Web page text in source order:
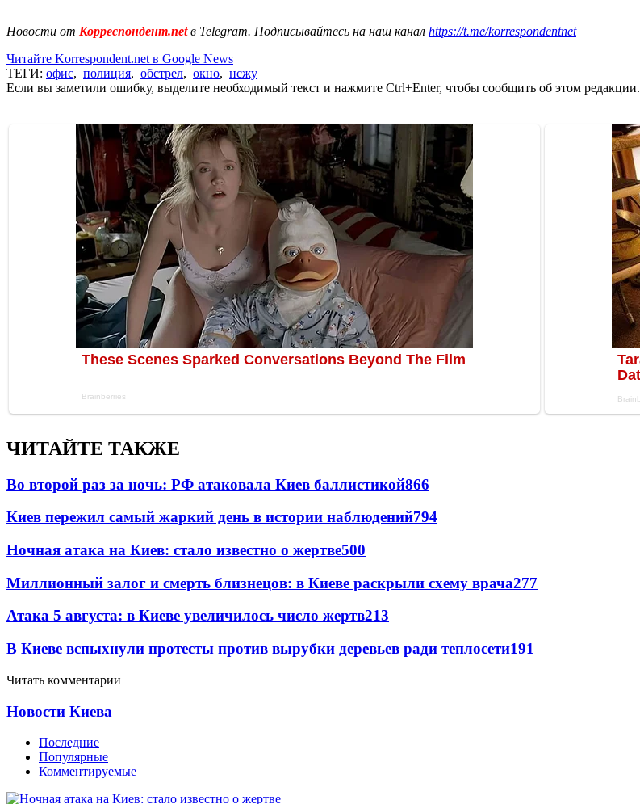
Новости от Корреспондент.netв Telegram. Подписывайтесь на наш канал https://t.me/korrespondentnet
Читайте Korrespondent.net в Google News
ТЕГИ: офис, полиция, обстрел, окно, нсжу
Если вы заметили ошибку, выделите необходимый текст и нажмите Ctrl+Enter, чтобы сообщить об этом редакции.
ЧИТАЙТЕ ТАКЖЕ
Во второй раз за ночь: РФ атаковала Киев баллистикой866
Киев пережил самый жаркий день в истории наблюдений794
Ночная атака на Киев: стало известно о жертве500
Миллионный залог и смерть близнецов: в Киеве раскрыли схему врача277
Атака 5 августа: в Киеве увеличилось число жертв213
В Киеве вспыхнули протесты против вырубки деревьев ради теплосети191
Читать комментарии
Новости Киева
Последние
Популярные
Комментируемые